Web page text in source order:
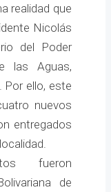
realidad que
Nicolás
del Poder
las Aguas,
Por ello, este
nuevos
entregados
fueron
de